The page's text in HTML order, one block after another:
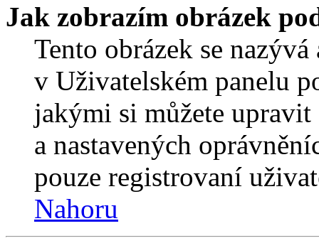
Jak zobrazím obrázek
Tento obrázek se
v Uživatelském panelu
jakými si můžete
a nastavených
pouze registrovaní
Nahoru